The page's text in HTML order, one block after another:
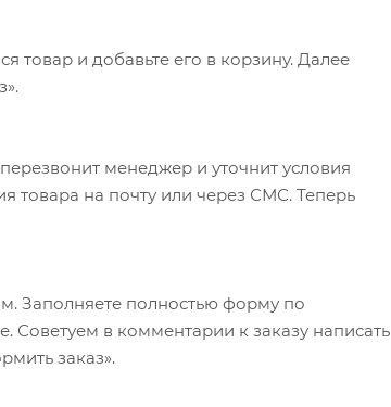
товар и добавьте его в корзину. Далее
менеджер и уточнит условия
товара на почту или через СМС. Теперь
Заполняете полностью форму по
Советуем в комментарии к заказу написать
заказ».